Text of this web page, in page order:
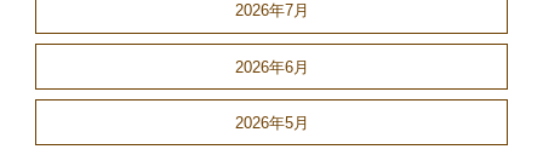
2026年7月
2026年6月
2026年5月